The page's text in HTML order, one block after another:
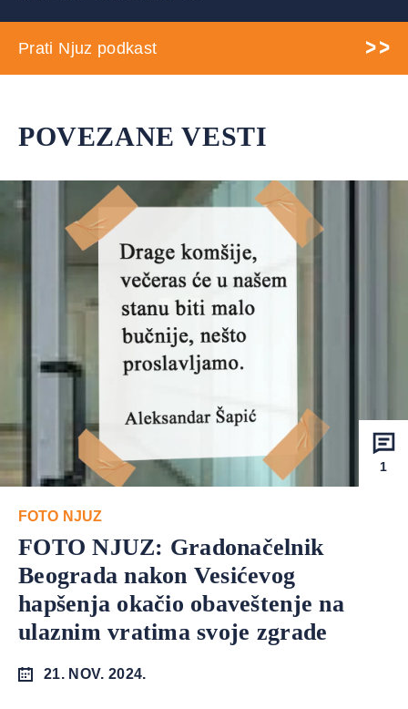
Prati Njuz podkast
POVEZANE VESTI
1
FOTO NJUZ
FOTO NJUZ: Gradonačelnik
Beograda nakon Vesićevog
hapšenja okačio obaveštenje na
ulaznim vratima svoje zgrade
21. NOV. 2024.